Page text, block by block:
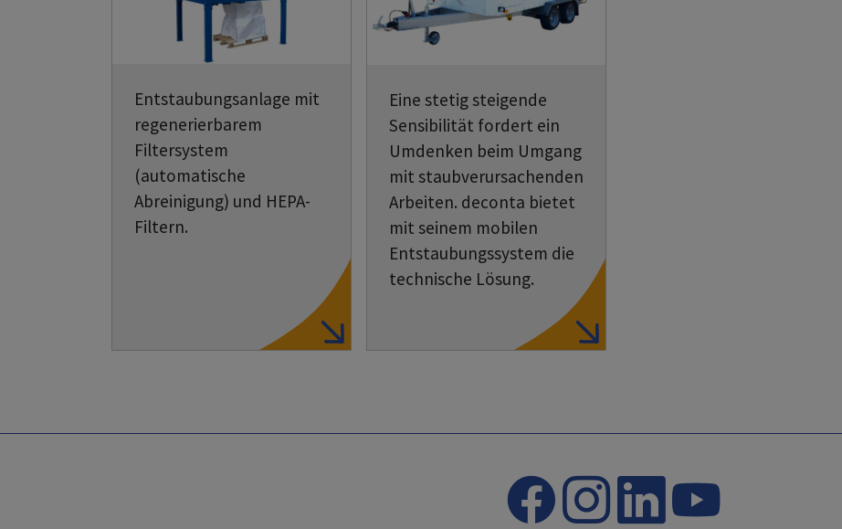
Entstaubungsanlage mit
regenerierbarem
Filtersystem
(automatische
Abreinigung) und HEPA-
Filtern.
Eine stetig steigende
Sensibilität fordert ein
Umdenken beim Umgang
mit staubverursachenden
Arbeiten. deconta bietet
mit seinem mobilen
Entstaubungssystem die
technische Lösung.